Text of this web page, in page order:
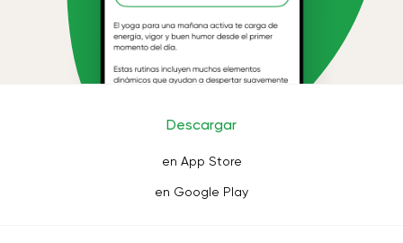
Descargar
en App Store
en Google Play